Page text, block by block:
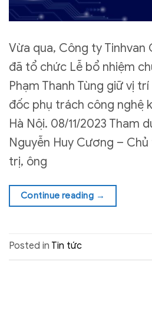
Vừa qua, Công ty Tinhvan
đã tổ chức Lễ bổ nhiệm
Phạm Thanh Tùng giữ vị
đốc phụ trách công nghệ
Hà Nội. 08/11/2023 Tham
Nguyễn Huy Cương –
trị, ông
Continue reading →
Posted in Tin tức